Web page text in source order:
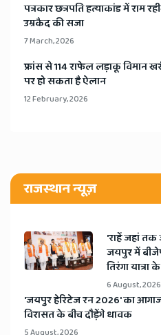
​पत्रकार छत्रपति हत्याकांड में राम
उम्रकैद की सजा
7 March, 2026
​फ्रांस से 114 राफेल लड़ाकू विमान
पर हो सकता है ऐलान
12 February, 2026
राजस्थान न्यूज़
'राहें जहां तक
जयपुर में
तिरंगा
6 August, 2026
​'जयपुर हेरिटेज रन 2026' का
विरासत के बीच दौड़ेंगे धावक